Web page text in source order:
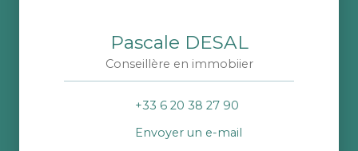
Pascale DESAL
Conseillère en immobiier
+33 6 20 38 27 90
Envoyer un e-mail